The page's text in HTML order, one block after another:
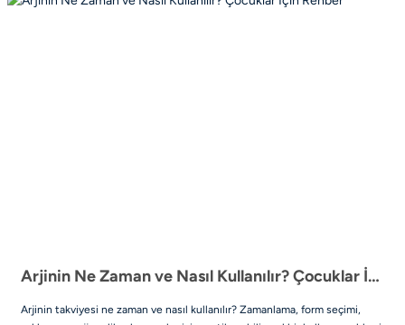
Arjinin Ne Zaman ve Nasıl Kullanılır? Çocuklar İçin Rehber
Arjinin takviyesi ne zaman ve nasıl kullanılır? Zamanlama, form seçimi,